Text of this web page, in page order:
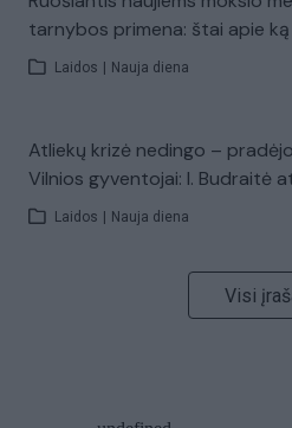
tarnybos primena: štai apie
Laidos Nauja diena
Atliekų krizė nedingo –
Vilnios gyventojai: I. Budraitė
Laidos Nauja diena
Visi